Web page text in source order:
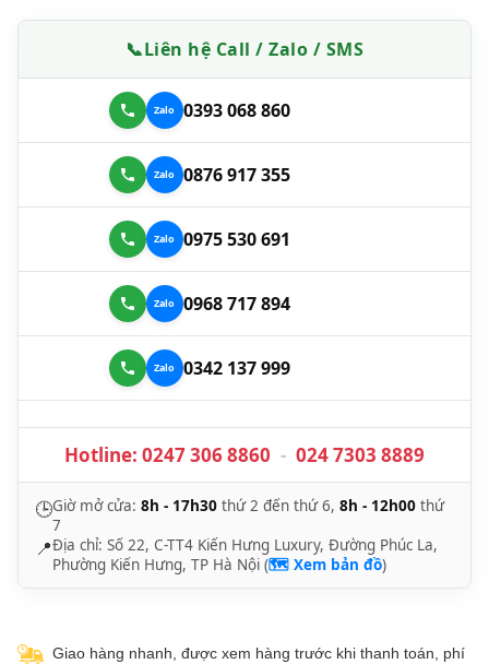
📞Liên hệ Call / Zalo / SMS
0393 068 860
0876 917 355
0975 530 691
0968 717 894
0342 137 999
Hotline: 0247 306 8860 - 024 7303 8889
🕒Giờ mở cửa: 8h - 17h30 thứ 2 đến thứ 6, 8h - 12h00 thứ
7
📍Địa chỉ: Số 22, C-TT4 Kiến Hưng Luxury, Đường Phúc La,
Phường Kiến Hưng, TP Hà Nội (🗺️ Xem bản đồ)
Giao hàng nhanh, được xem hàng trước khi thanh toán, phí